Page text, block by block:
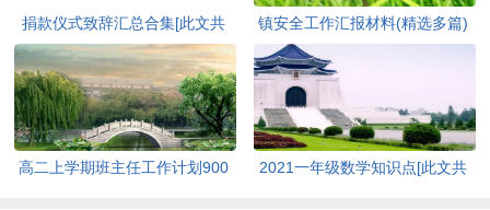
捐款仪式致辞汇总合集[此文共
3420字]
镇安全工作汇报材料(精选多篇)
[此文共6848字]
高二上学期班主任工作计划900
2021一年级数学知识点[此文共